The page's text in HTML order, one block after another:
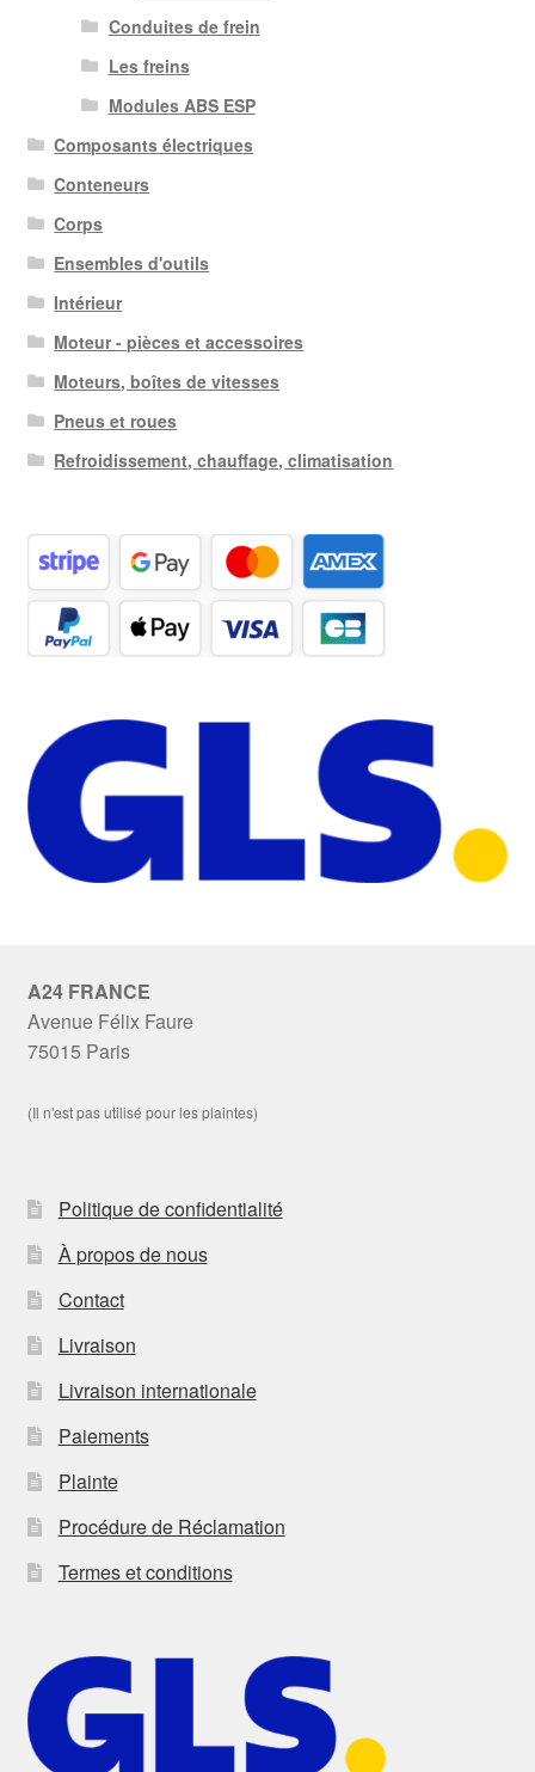
Conduites de frein
Les freins
Modules ABS ESP
Composants électriques
Conteneurs
Corps
Ensembles d'outils
Intérieur
Moteur - pièces et accessoires
Moteurs, boîtes de vitesses
Pneus et roues
Refroidissement, chauffage, climatisation
A24 FRANCE
Avenue Félix Faure
75015 Paris
(Il n'est pas utilisé pour les plaintes)
Politique de confidentialité
À propos de nous
Contact
Livraison
Livraison internationale
Paiements
Plainte
Procédure de Réclamation
Termes et conditions